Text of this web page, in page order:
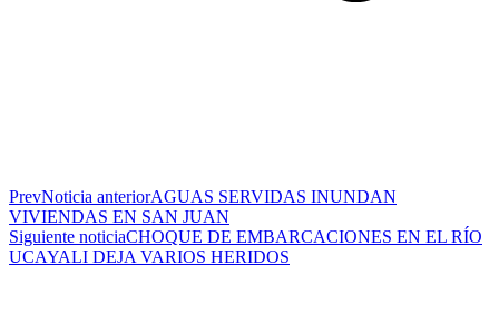
PrevNoticia anteriorAGUAS SERVIDAS INUNDAN
VIVIENDAS EN SAN JUAN
Siguiente noticiaCHOQUE DE EMBARCACIONES EN EL RÍO
UCAYALI DEJA VARIOS HERIDOS